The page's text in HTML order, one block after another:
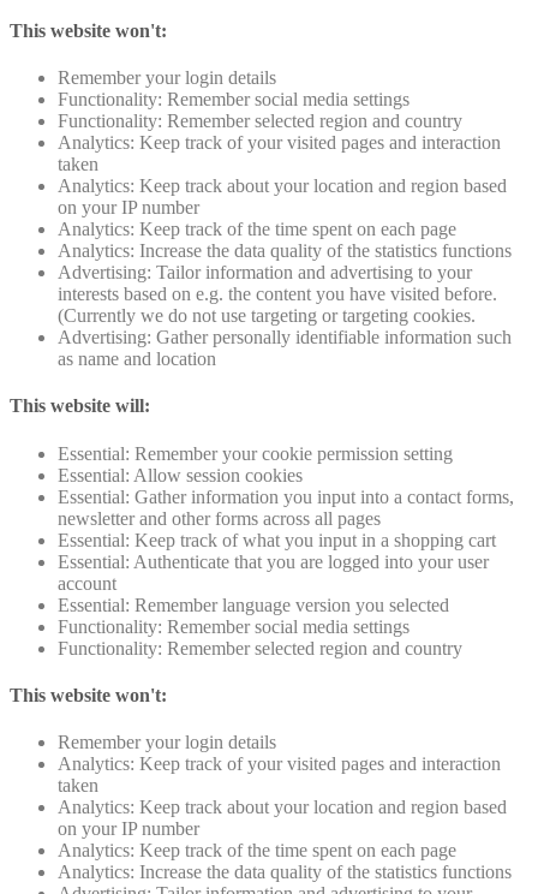
This website won't:
Remember your login details
Functionality: Remember social media settings
Functionality: Remember selected region and country
Analytics: Keep track of your visited pages and interaction
taken
Analytics: Keep track about your location and region based
on your IP number
Analytics: Keep track of the time spent on each page
Analytics: Increase the data quality of the statistics functions
Advertising: Tailor information and advertising to your
interests based on e.g. the content you have visited before.
(Currently we do not use targeting or targeting cookies.
Advertising: Gather personally identifiable information such
as name and location
This website will:
Essential: Remember your cookie permission setting
Essential: Allow session cookies
Essential: Gather information you input into a contact forms,
newsletter and other forms across all pages
Essential: Keep track of what you input in a shopping cart
Essential: Authenticate that you are logged into your user
account
Essential: Remember language version you selected
Functionality: Remember social media settings
Functionality: Remember selected region and country
This website won't:
Remember your login details
Analytics: Keep track of your visited pages and interaction
taken
Analytics: Keep track about your location and region based
on your IP number
Analytics: Keep track of the time spent on each page
Analytics: Increase the data quality of the statistics functions